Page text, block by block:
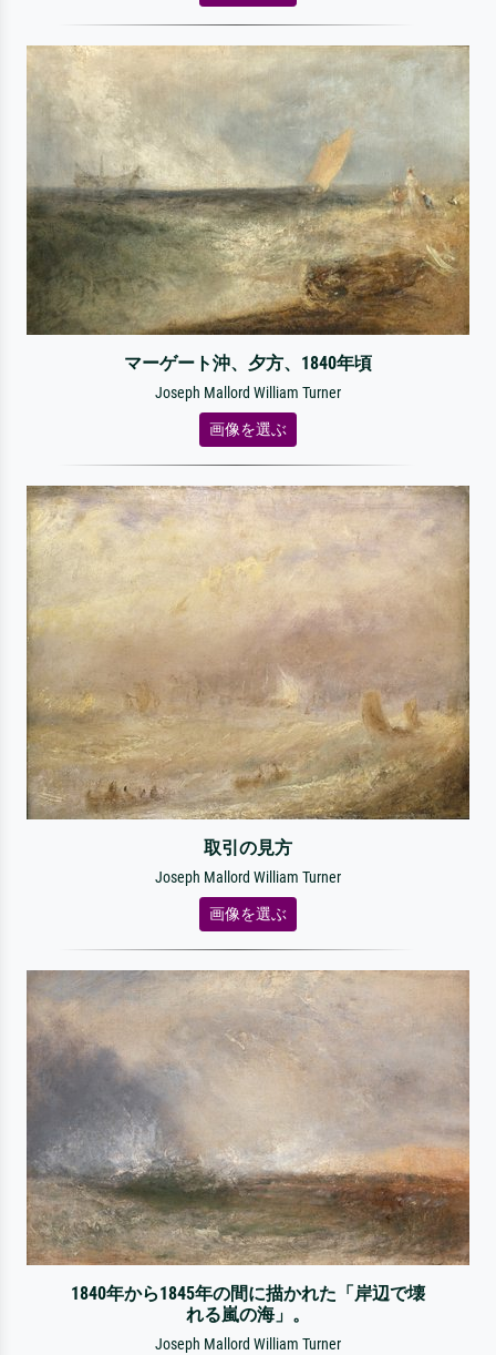
マーゲート沖、夕方、1840年頃
Joseph Mallord William Turner
画像を選ぶ
取引の見方
Joseph Mallord William Turner
画像を選ぶ
1840年から1845年の間に描かれた「岸辺で壊
れる嵐の海」。
Joseph Mallord William Turner